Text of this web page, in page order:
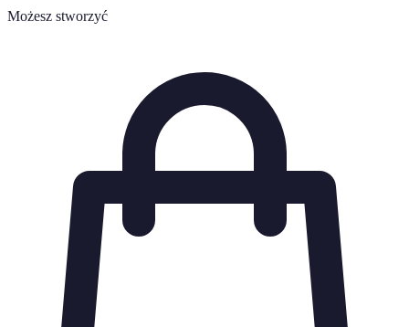
Możesz stworzyć